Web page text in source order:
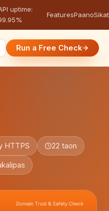
uptime:
FeaturesPaanoSikat
Run a Free Check
HTTPS 22 taon